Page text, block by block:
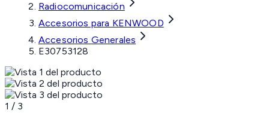
Radiocomunicación
Accesorios para KENWOOD
Accesorios Generales
E30753128
1 / 3